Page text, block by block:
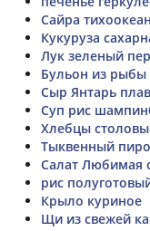
Сайра
Кукуруза
Лук зеленый
Бульон из рыбы
Сыр Янтарь
Суп рис
Хлебцы
Тыквенный
Салат Любимая
рис
Крыло куриное
Щи из свежей